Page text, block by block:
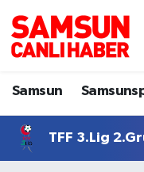
Samsun
TFF 3.Lig
Samsun
Sokak
Samsun
Samsun Hava
Samsun